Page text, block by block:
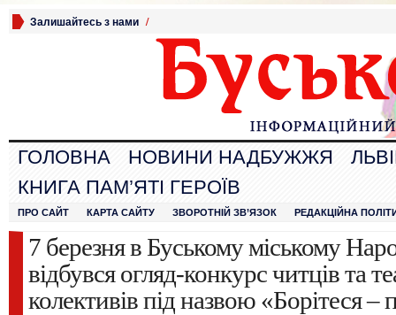
Залишайтесь з нами /
ГОЛОВНА НОВИНИ НАДБУЖЖЯ
КНИГА ПАМ’ЯТІ ГЕРОЇВ
ПРО САЙТ КАРТА САЙТУ ЗВОРОТНІЙ ЗВ’ЯЗОК РЕДАКЦІЙНА
7 березня в Буському міському
відбувся огляд-конкурс читців та
колективів під назвою «Борітеся –